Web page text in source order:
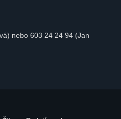
nebo 603 24 24 94 (Jan